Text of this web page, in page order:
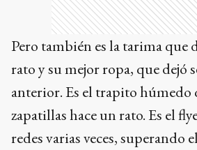
Pero también es la tarima que
rato y su mejor ropa, que dejó
anterior. Es el trapito húmedo
zapatillas hace un rato. Es el
redes varias veces, superando